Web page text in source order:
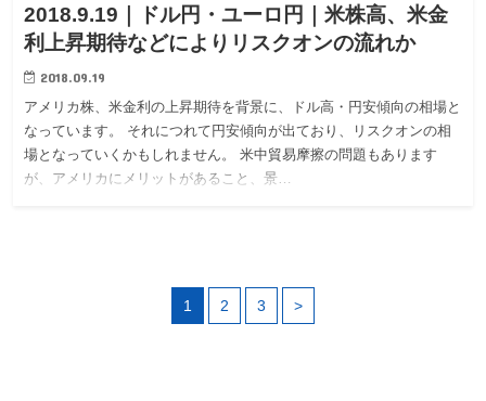
2018.9.19｜ドル円・ユーロ円｜米株高、米金
利上昇期待などによりリスクオンの流れか
2018.09.19
アメリカ株、米金利の上昇期待を背景に、ドル高・円安傾向の相場と
なっています。 それにつれて円安傾向が出ており、リスクオンの相
場となっていくかもしれません。 米中貿易摩擦の問題もあります
が、アメリカにメリットがあること、景…
1 2 3 >